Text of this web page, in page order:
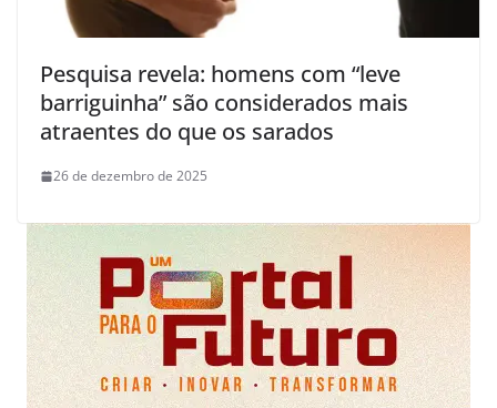
Pesquisa revela: homens com “leve
barriguinha” são considerados mais
atraentes do que os sarados
26 de dezembro de 2025